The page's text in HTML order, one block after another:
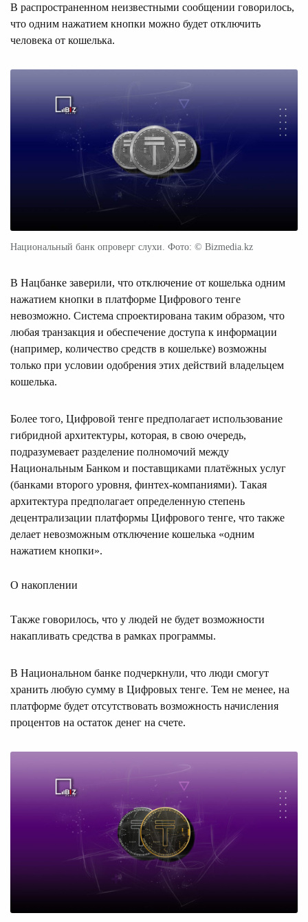
В распространенном неизвестными сообщении говорилось,
что одним нажатием кнопки можно будет отключить
человека от кошелька.
Национальный банк опроверг слухи. Фото: © Bizmedia.kz
В Нацбанке заверили, что отключение от кошелька одним
нажатием кнопки в платформе Цифрового тенге
невозможно. Система спроектирована таким образом, что
любая транзакция и обеспечение доступа к информации
(например, количество средств в кошельке) возможны
только при условии одобрения этих действий владельцем
кошелька.
Более того, Цифровой тенге предполагает использование
гибридной архитектуры, которая, в свою очередь,
подразумевает разделение полномочий между
Национальным Банком и поставщиками платёжных услуг
(банками второго уровня, финтех-компаниями). Такая
архитектура предполагает определенную степень
децентрализации платформы Цифрового тенге, что также
делает невозможным отключение кошелька «одним
нажатием кнопки».
О накоплении
Также говорилось, что у людей не будет возможности
накапливать средства в рамках программы.
В Национальном банке подчеркнули, что люди смогут
хранить любую сумму в Цифровых тенге. Тем не менее, на
платформе будет отсутствовать возможность начисления
процентов на остаток денег на счете.